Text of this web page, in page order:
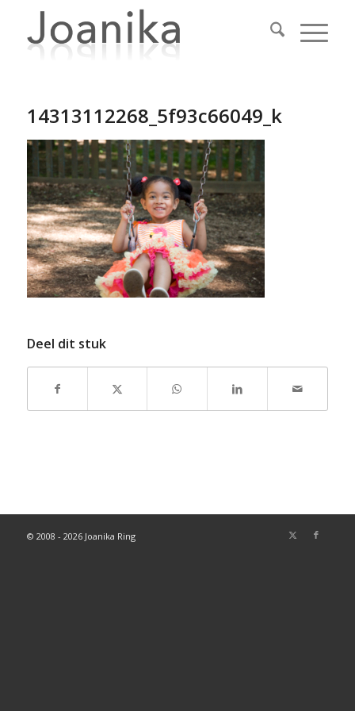
14313112268_5f93c66049_k
Deel dit stuk
© 2008 - 2026 Joanika Ring